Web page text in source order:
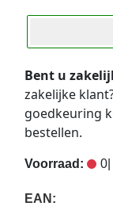
Bent u
zakelijke
goedkeuring
bestellen.
Voorraad: 0|
EAN: